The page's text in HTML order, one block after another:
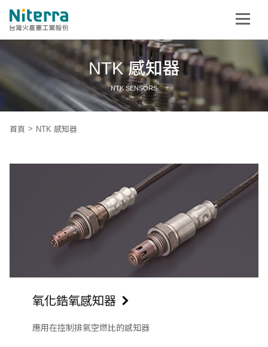
NTK 感知器
NTK SENSORS
首頁 NTK 感知器
氧化鋯氧感知器
應用在控制排氣空燃比的感知器